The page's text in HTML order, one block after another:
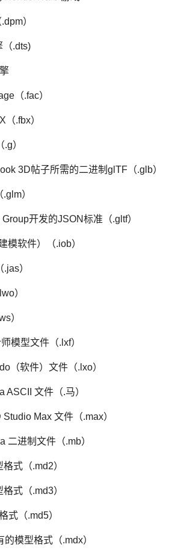
）
（.dts)
（.fac）
（.fbx）
）
3D帖子所需的二进制glTF（.glb）
）
开发的JSON标准（.gltf）
模软件）（.iob）
）
）
）
模型文件（.lxf）
（软件）文件（.lxo）
ASCII 文件（.马）
Max 文件（.max）
二进制文件（.mb）
式（.md2）
式（.md3）
式（.md5）
模型格式（.mdx）